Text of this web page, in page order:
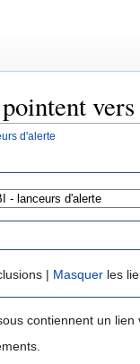
pointent
d'alerte
| Masquer les
contiennent un lien